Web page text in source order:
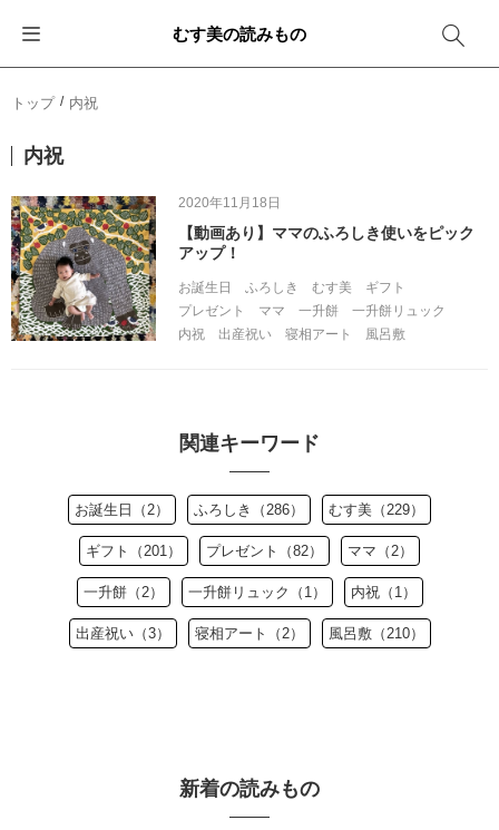
むす美の読みもの
トップ 内祝
内祝
2020年11月18日
【動画あり】ママのふろしき使いをピック
アップ！
お誕生日 ふろしき むす美
ギフト
プレゼント
ママ 一升餅
一升餅リュック
内祝
出産祝い 寝相アート 風呂敷
関連キーワード
お誕生日（2） ふろしき（286） むす美（229）
ギフト（201） プレゼント（82） ママ（2）
一升餅（2） 一升餅リュック（1） 内祝（1）
出産祝い（3） 寝相アート（2） 風呂敷（210）
新着の読みもの
イベント・キャンペーン
新商品
メディア情報
その他
エコバッグ
おしゃれコーデバッグ
収納にもなるバッグ
箱を包む
お酒を包む
一番人気「花包み」
簡単「バッグアレンジ」
ファッション
インテリア
アウトドア
雨の日
卒業・入学
退職・異動
結婚
出産